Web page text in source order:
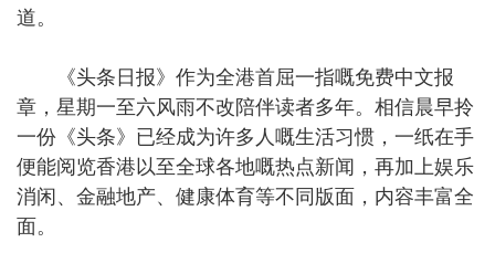
道。
《头条日报》作为全港首屈一指嘅免费中文报
章，星期一至六风雨不改陪伴读者多年。相信晨早拎
一份《头条》已经成为许多人嘅生活习惯，一纸在手
便能阅览香港以至全球各地嘅热点新闻，再加上娱乐
消闲、金融地产、健康体育等不同版面，内容丰富全
面。